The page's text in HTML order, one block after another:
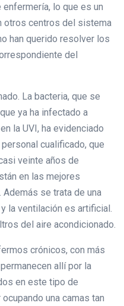
lo que es un
otros centros del sistema
han querido resolver los
del
La bacteria, que se
ya ha infectado a
la UVI, ha evidenciado
cualificado, que
veinte años de
en las mejores
se trata de una
la ventilación es artificial.
del aire acondicionado.
crónicos, con más
allí por la
en este tipo de
una camas tan